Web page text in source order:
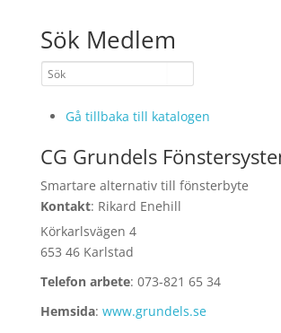
Sök Medlem
Gå tillbaka till katalogen
CG Grundels
Smartare alternativ till fönsterbyte
Kontakt: Rikard Enehill
Körkarlsvägen 4
653 46 Karlstad
Telefon arbete: 073-821 65 34
Hemsida: www.grundels.se